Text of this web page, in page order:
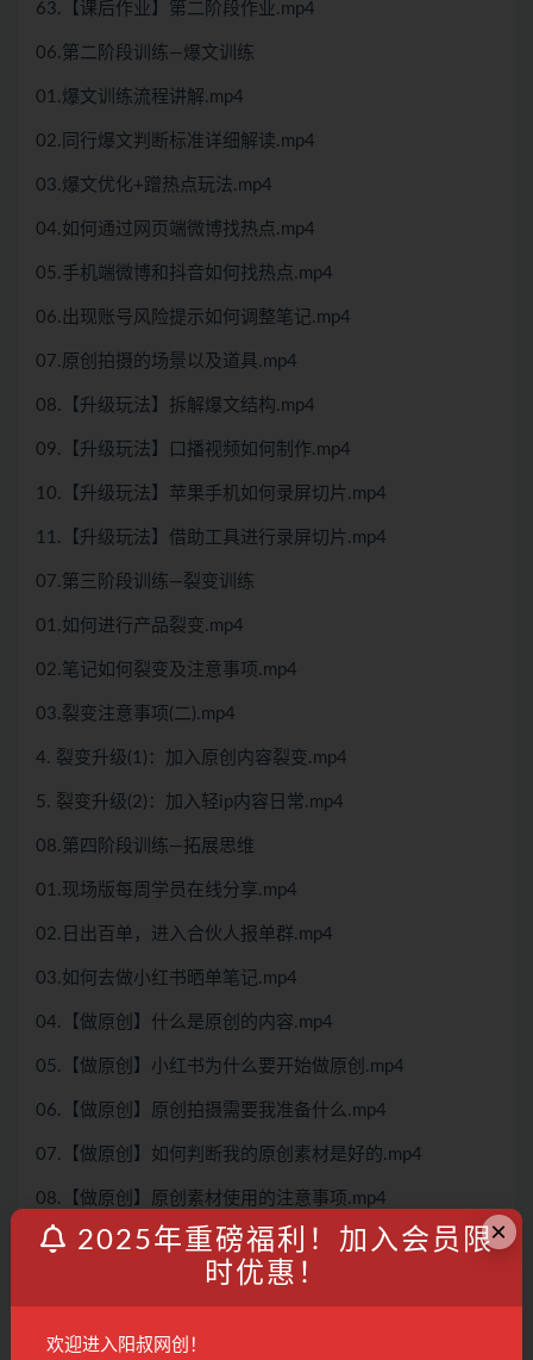
63.【课后作业】第二阶段作业.mp4
06.第二阶段训练—爆文训练
01.爆文训练流程讲解.mp4
02.同行爆文判断标准详细解读.mp4
03.爆文优化+蹭热点玩法.mp4
04.如何通过网页端微博找热点.mp4
05.手机端微博和抖音如何找热点.mp4
06.出现账号风险提示如何调整笔记.mp4
07.原创拍摄的场景以及道具.mp4
08.【升级玩法】拆解爆文结构.mp4
09.【升级玩法】口播视频如何制作.mp4
10.【升级玩法】苹果手机如何录屏切片.mp4
11.【升级玩法】借助工具进行录屏切片.mp4
07.第三阶段训练—裂变训练
01.如何进行产品裂变.mp4
02.笔记如何裂变及注意事项.mp4
03.裂变注意事项(二).mp4
4. 裂变升级(1)：加入原创内容裂变.mp4
5. 裂变升级(2)：加入轻ip内容日常.mp4
08.第四阶段训练—拓展思维
01.现场版每周学员在线分享.mp4
02.日出百单，进入合伙人报单群.mp4
03.如何去做小红书晒单笔记.mp4
04.【做原创】什么是原创的内容.mp4
05.【做原创】小红书为什么要开始做原创.mp4
06.【做原创】原创拍摄需要我准备什么.mp4
07.【做原创】如何判断我的原创素材是好的.mp4
08.【做原创】原创素材使用的注意事项.mp4
09.产品数量新规应对方案.mp4
10.付费推广的前提条件.mp4
×
2025年重磅福利！加入会员限
时优惠！
欢迎进入阳叔网创！